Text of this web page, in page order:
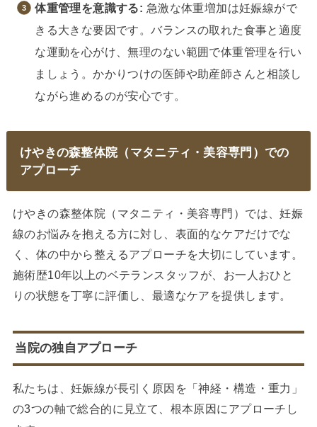
体重管理を意識する: 急激な体重増加は妊娠線がで
きる大きな要因です。バランスの取れた食事と適度
な運動を心がけ、無理のない範囲で体重管理を行い
ましょう。かかりつけの医師や助産師さんと相談し
ながら進めるのが安心です。
けやきの森整体院（マタニティ・美容専門）での
アプローチ
けやきの森整体院（マタニティ・美容専門）では、妊娠
線のお悩みを抱える方に対し、表面的なケアだけでな
く、体の中から整えるアプローチを大切にしています。
施術歴10年以上のベテランスタッフが、お一人おひと
りの状態を丁寧に評価し、最適なケアを提供します。
当院の独自アプローチ
私たちは、妊娠線が長引く原因を「神経・構造・重力」
の3つの軸で総合的に見立て、根本原因にアプローチし